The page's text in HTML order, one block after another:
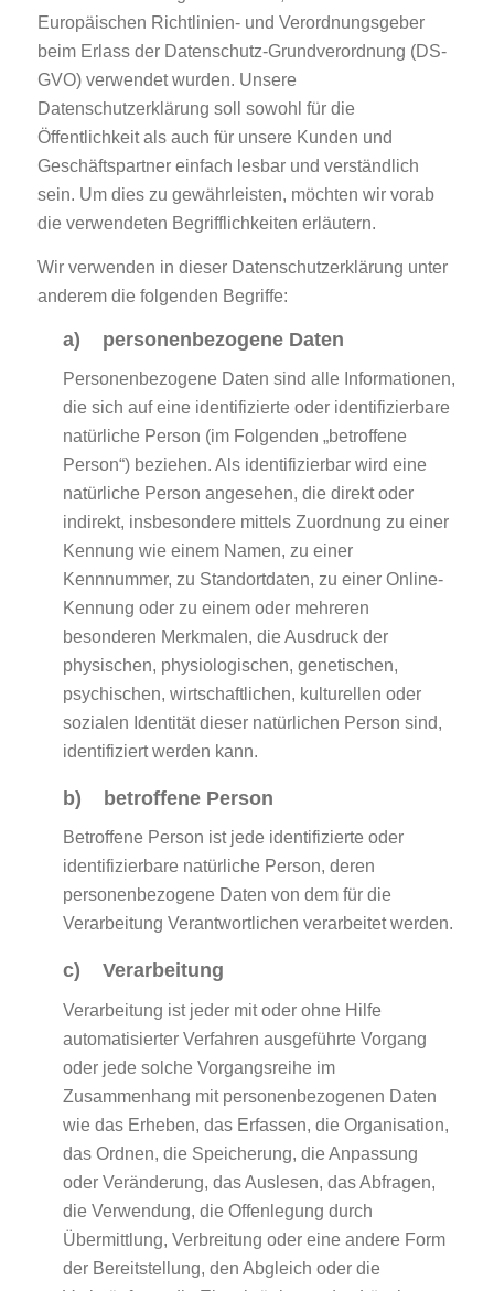
Europäischen Richtlinien- und Verordnungsgeber
beim Erlass der Datenschutz-Grundverordnung (DS-
GVO) verwendet wurden. Unsere
Datenschutzerklärung soll sowohl für die
Öffentlichkeit als auch für unsere Kunden und
Geschäftspartner einfach lesbar und verständlich
sein. Um dies zu gewährleisten, möchten wir vorab
die verwendeten Begrifflichkeiten erläutern.
Wir verwenden in dieser Datenschutzerklärung unter
anderem die folgenden Begriffe:
a) personenbezogene Daten
Personenbezogene Daten sind alle Informationen,
die sich auf eine identifizierte oder identifizierbare
natürliche Person (im Folgenden „betroffene
Person“) beziehen. Als identifizierbar wird eine
natürliche Person angesehen, die direkt oder
indirekt, insbesondere mittels Zuordnung zu einer
Kennung wie einem Namen, zu einer
Kennnummer, zu Standortdaten, zu einer Online-
Kennung oder zu einem oder mehreren
besonderen Merkmalen, die Ausdruck der
physischen, physiologischen, genetischen,
psychischen, wirtschaftlichen, kulturellen oder
sozialen Identität dieser natürlichen Person sind,
identifiziert werden kann.
b) betroffene Person
Betroffene Person ist jede identifizierte oder
identifizierbare natürliche Person, deren
personenbezogene Daten von dem für die
Verarbeitung Verantwortlichen verarbeitet werden.
c) Verarbeitung
Verarbeitung ist jeder mit oder ohne Hilfe
automatisierter Verfahren ausgeführte Vorgang
oder jede solche Vorgangsreihe im
Zusammenhang mit personenbezogenen Daten
wie das Erheben, das Erfassen, die Organisation,
das Ordnen, die Speicherung, die Anpassung
oder Veränderung, das Auslesen, das Abfragen,
die Verwendung, die Offenlegung durch
Übermittlung, Verbreitung oder eine andere Form
der Bereitstellung, den Abgleich oder die